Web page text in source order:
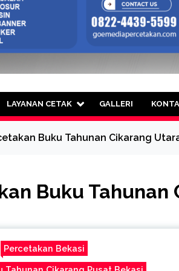
(Call/WA)
LAYANAN CETAK GALLERI
Buku Tahunan Cikarang
Buku Tahunan
Percetakan Bekasi